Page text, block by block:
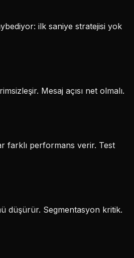
ilk saniye stratejisi yok
Mesaj açısı net olmalı.
farklı performans verir. Test
düşürür. Segmentasyon kritik.